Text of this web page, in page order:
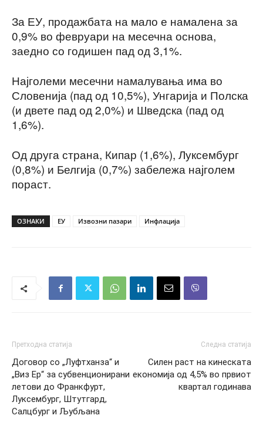
За ЕУ, продажбата на мало е намалена за
0,9% во февруари на месечна основа,
заедно со годишен пад од 3,1%.
Најголеми месечни намалувања има во
Словенија (пад од 10,5%), Унгарија и Полска
(и двете пад од 2,0%) и Шведска (пад од
1,6%).
Од друга страна, Кипар (1,6%), Луксембург
(0,8%) и Белгија (0,7%) забележа најголем
пораст.
ОЗНАКИ ЕУ Извозни пазари Инфлација
Претходна статија
Договор со „Луфтханза“ и
„Виз Ер“ за субвенционирани
летови до Франкфурт,
Луксембург, Штутгард,
Салцбург и Љубљана
Следна статија
Силен раст на кинеската
економија од 4,5% во првиот
квартал годинава